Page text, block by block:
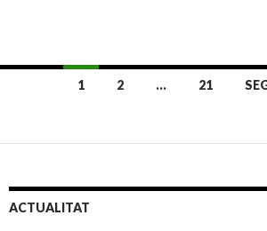
per
entrades
1 2 … 21
ACTUALITAT